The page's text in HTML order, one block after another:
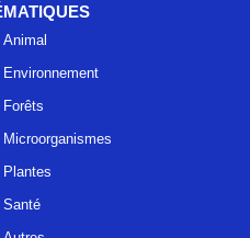
Animal
Environnement
Forêts
Microorganismes
Plantes
Santé